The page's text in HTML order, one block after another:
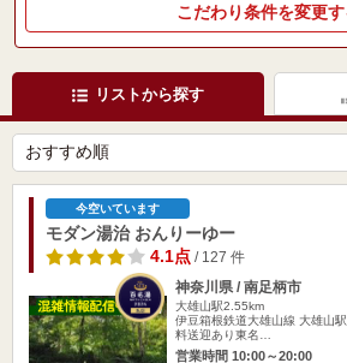
こだわり条件を変更す
リストから探す
今空いています
モダン湯治 おんりーゆー
4.1点/ 127 件
神奈川県 / 南足柄市
大雄山駅2.55km
伊豆箱根鉄道大雄山線 大雄山
料送迎あり東名…
営業時間 10:00～20:00